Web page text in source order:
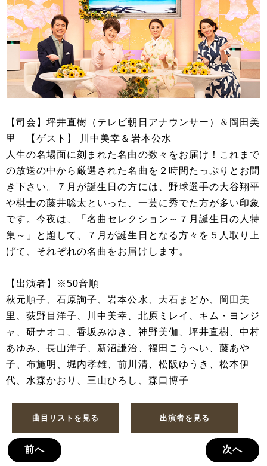
【司会】坪井直樹（テレビ朝日アナウンサー）＆岡田美
里 【ゲスト】 川中美幸＆岩本公水
人生の名場面に刻まれた名曲の数々をお届け！これまで
の放送の中から厳選された名曲を２時間たっぷりとお聞
き下さい。７月が誕生日の方には、野球選手の大谷翔平
や棋士の藤井聡太といった、一芸に秀でた方が多い印象
です。今夜は、「名曲セレクション～７月誕生日の人特
集～」と題して、７月が誕生日となる方々を５人取り上
げて、それぞれの名曲をお届けします。
【出演者】※50音順
秋元順子、石原詢子、岩本公水、大石まどか、岡田美
里、荻野目洋子、川中美幸、北原ミレイ、キム・ヨンジ
ャ、研ナオコ、香坂みゆき、神野美伽、坪井直樹、中村
あゆみ、長山洋子、新沼謙治、福田こうへい、藤あや
子、布施明、堀内孝雄、前川清、松阪ゆうき、松本伊
代、水森かおり、三山ひろし、森口博子
曲目リストを見る 出演者を見る
前へ 次へ